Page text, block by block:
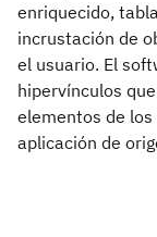
enriquecido,
incrustación de
el usuario. El
hipervínculos
elementos de
aplicación de